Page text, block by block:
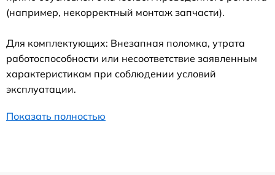
(например, некорректный монтаж запчасти).
Для комплектующих: Внезапная поломка, утрата
работоспособности или несоответствие заявленным
характеристикам при соблюдении условий
эксплуатации.
Показать полностью